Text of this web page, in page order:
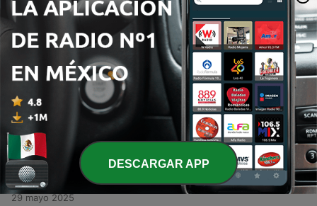
25 ene. 2023
2569
¿Qué opciones tienen los migrantes si
perdieron la protección del “parole”
humanitario?
31 mayo 2025
2568 -
Trump ataca a Harvard porque cree que es un
“bastión del liberalismo”, dice egresado de esa
30 mayo 2025
2567 - Corte de Comercio Internacional bloquea
aranceles de Trump
29 mayo 2025
DESCARGAR APP